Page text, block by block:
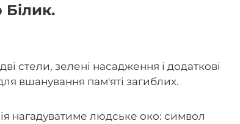
стели, зелені насадження і додаткові
вшанування пам'яті загиблих.
нагадуватиме людське око: символ